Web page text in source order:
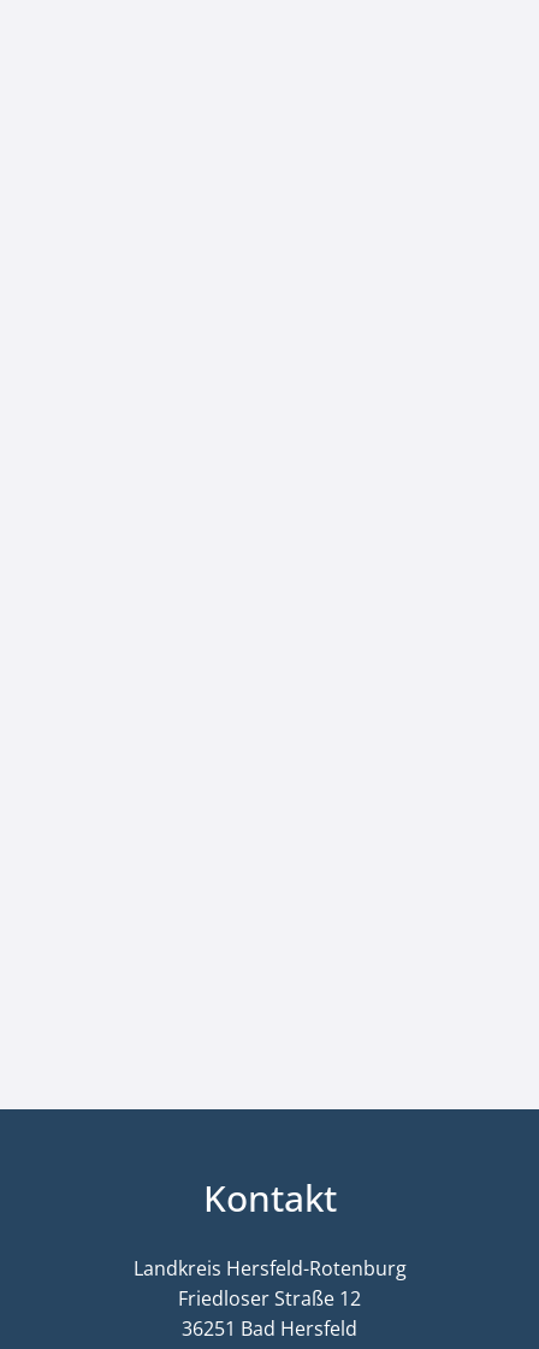
Kontakt
Landkreis Hersfeld-Rotenburg
Friedloser Straße 12
36251 Bad Hersfeld